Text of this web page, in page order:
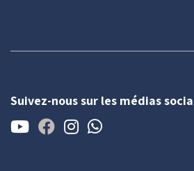
Suivez-nous sur les médias